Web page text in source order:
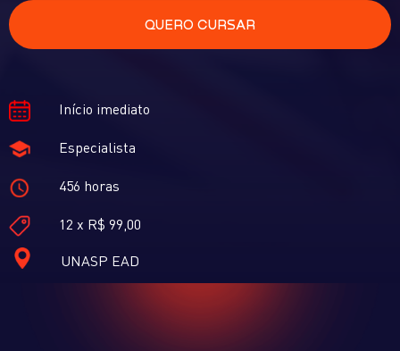
QUERO CURSAR
Início imediato
Especialista
456 horas
12 x R$ 99,00
UNASP EAD